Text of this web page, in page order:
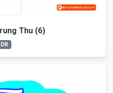
Thu (6)